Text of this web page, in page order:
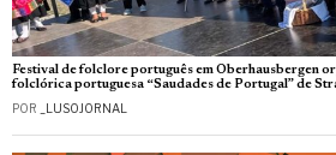
Festival de folclore português em Oberhausbergen
folclórica portuguesa “Saudades de Portugal” de
POR _LUSOJORNAL